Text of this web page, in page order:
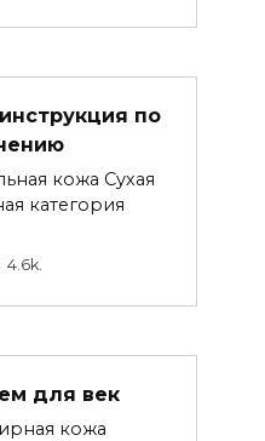
по
кожа Сухая
категория
4.6k.
для век
кожа